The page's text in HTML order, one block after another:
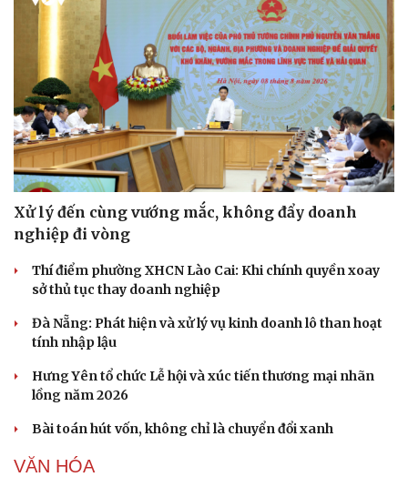
Tư vấn
Săn Tour
check-in
Câu chuyện thời sự
Cửa sổ tình yêu
Xử lý đến cùng vướng mắc, không đẩy doanh
nghiệp đi vòng
Thí điểm phường XHCN Lào Cai: Khi chính quyền xoay
sở thủ tục thay doanh nghiệp
Đà Nẵng: Phát hiện và xử lý vụ kinh doanh lô than hoạt
tính nhập lậu
Hưng Yên tổ chức Lễ hội và xúc tiến thương mại nhãn
lồng năm 2026
Bài toán hút vốn, không chỉ là chuyển đổi xanh
VĂN HÓA